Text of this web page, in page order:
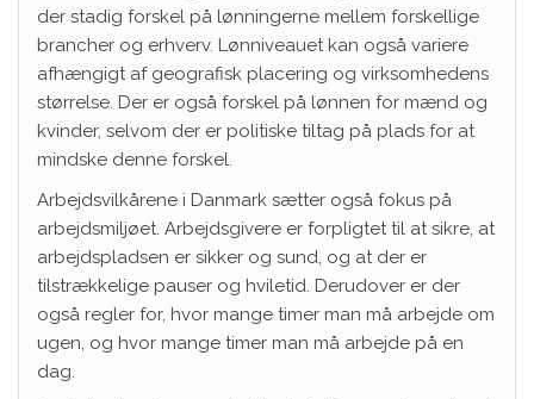
der stadig forskel på lønningerne mellem forskellige
brancher og erhverv. Lønniveauet kan også variere
afhængigt af geografisk placering og virksomhedens
størrelse. Der er også forskel på lønnen for mænd og
kvinder, selvom der er politiske tiltag på plads for at
mindske denne forskel.
Arbejdsvilkårene i Danmark sætter også fokus på
arbejdsmiljøet. Arbejdsgivere er forpligtet til at sikre, at
arbejdspladsen er sikker og sund, og at der er
tilstrækkelige pauser og hviletid. Derudover er der
også regler for, hvor mange timer man må arbejde om
ugen, og hvor mange timer man må arbejde på en
dag.